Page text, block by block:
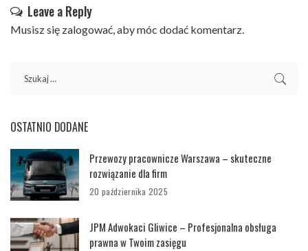
Leave a Reply
Musisz się zalogować, aby móc dodać komentarz.
OSTATNIO DODANE
Przewozy pracownicze Warszawa – skuteczne
rozwiązanie dla firm
20 października 2025
JPM Adwokaci Gliwice – Profesjonalna obsługa
prawna w Twoim zasięgu